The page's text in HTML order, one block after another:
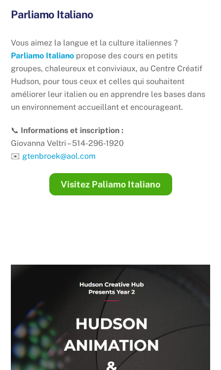
Parliamo Italiano
Vous aimez la langue et la culture italiennes ?
Parliamo Italiano propose des cours en petits
groupes, chaleureux et conviviaux, au Centre Créatif
Hudson, pour tous ceux et celles qui souhaitent
améliorer leur italien ou en apprendre les bases dans
un environnement accueillant et encourageant.
📞 Informations et inscription :
Giovanna Veltri – 514-296-1920
✉️ gtenbroek@aol.com
Visitez Paliamo Italiano